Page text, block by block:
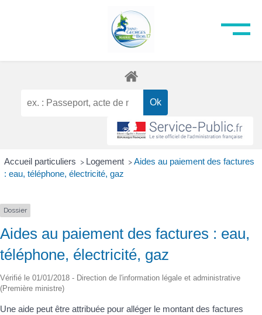
Accueil particuliers > Logement > Aides au paiement des factures
: eau, téléphone, électricité, gaz
Dossier
Aides au paiement des factures : eau,
téléphone, électricité, gaz
Vérifié le 01/01/2018 - Direction de l'information légale et administrative
(Première ministre)
Une aide peut être attribuée pour alléger le montant des factures